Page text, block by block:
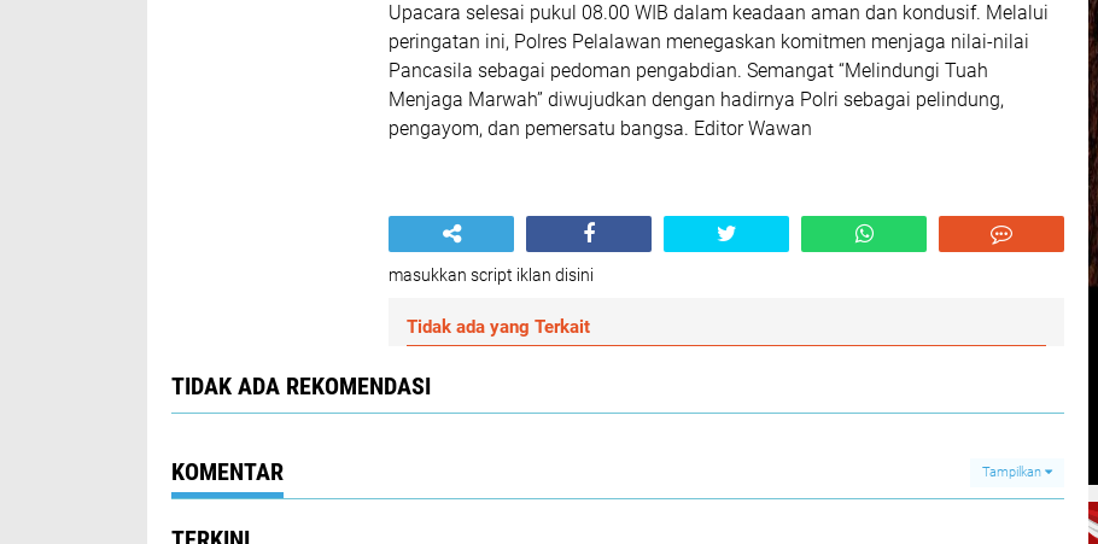
Upacara selesai pukul 08.00 WIB dalam keadaan aman dan kondusif. Melalui
peringatan ini, Polres Pelalawan menegaskan komitmen menjaga nilai-nilai
Pancasila sebagai pedoman pengabdian. Semangat “Melindungi Tuah
Menjaga Marwah” diwujudkan dengan hadirnya Polri sebagai pelindung,
pengayom, dan pemersatu bangsa. Editor Wawan
masukkan script iklan disini
Tidak ada yang Terkait
TIDAK ADA REKOMENDASI
KOMENTAR Tampilkan